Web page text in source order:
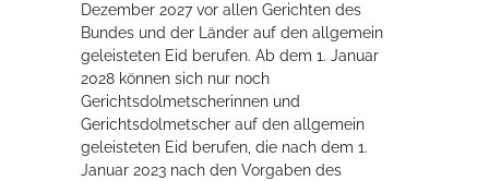
Erleben in Hockenheim
Dezember 2027 vor allen Gerichten des
Bundes und der Länder auf den allgemein
geleisteten Eid berufen. Ab dem 1. Januar
2028 können sich nur noch
Gerichtsdolmetscherinnen und
Gerichtsdolmetscher auf den allgemein
geleisteten Eid berufen, die nach dem 1.
Januar 2023 nach den Vorgaben des